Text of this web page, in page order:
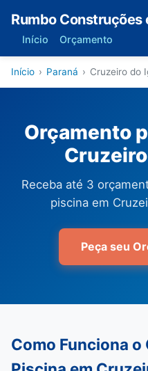
Rumbo Construções
Início Orçamento
Início › Paraná › Cruzeiro do
Orçamento
Receba até 3
piscina em
Peça seu
Como Funciona